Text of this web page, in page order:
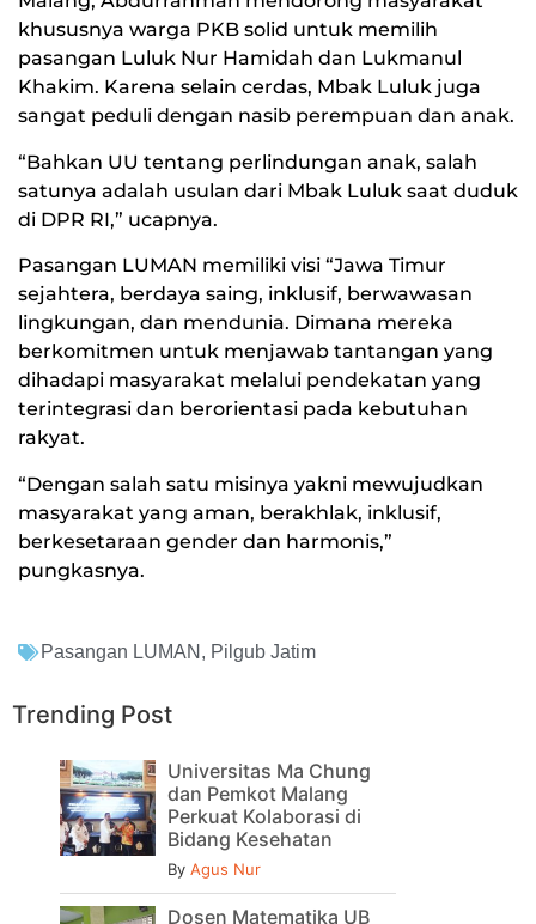
khususnya warga PKB solid untuk memilih
pasangan Luluk Nur Hamidah dan Lukmanul
Khakim. Karena selain cerdas, Mbak Luluk juga
sangat peduli dengan nasib perempuan dan anak.
“Bahkan UU tentang perlindungan anak, salah
satunya adalah usulan dari Mbak Luluk saat duduk
di DPR RI,” ucapnya.
Pasangan LUMAN memiliki visi “Jawa Timur
sejahtera, berdaya saing, inklusif, berwawasan
lingkungan, dan mendunia. Dimana mereka
berkomitmen untuk menjawab tantangan yang
dihadapi masyarakat melalui pendekatan yang
terintegrasi dan berorientasi pada kebutuhan
rakyat.
“Dengan salah satu misinya yakni mewujudkan
masyarakat yang aman, berakhlak, inklusif,
berkesetaraan gender dan harmonis,”
pungkasnya.
Pasangan LUMAN , Pilgub Jatim
Trending Post
Universitas Ma Chung
dan Pemkot Malang
Perkuat Kolaborasi di
Bidang Kesehatan
By Agus Nur
Dosen Matematika UB